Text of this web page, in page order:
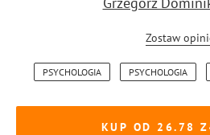
Zostaw
PSYCHOLOGIA PSYCHOLOGIA
KUP OD 26.78